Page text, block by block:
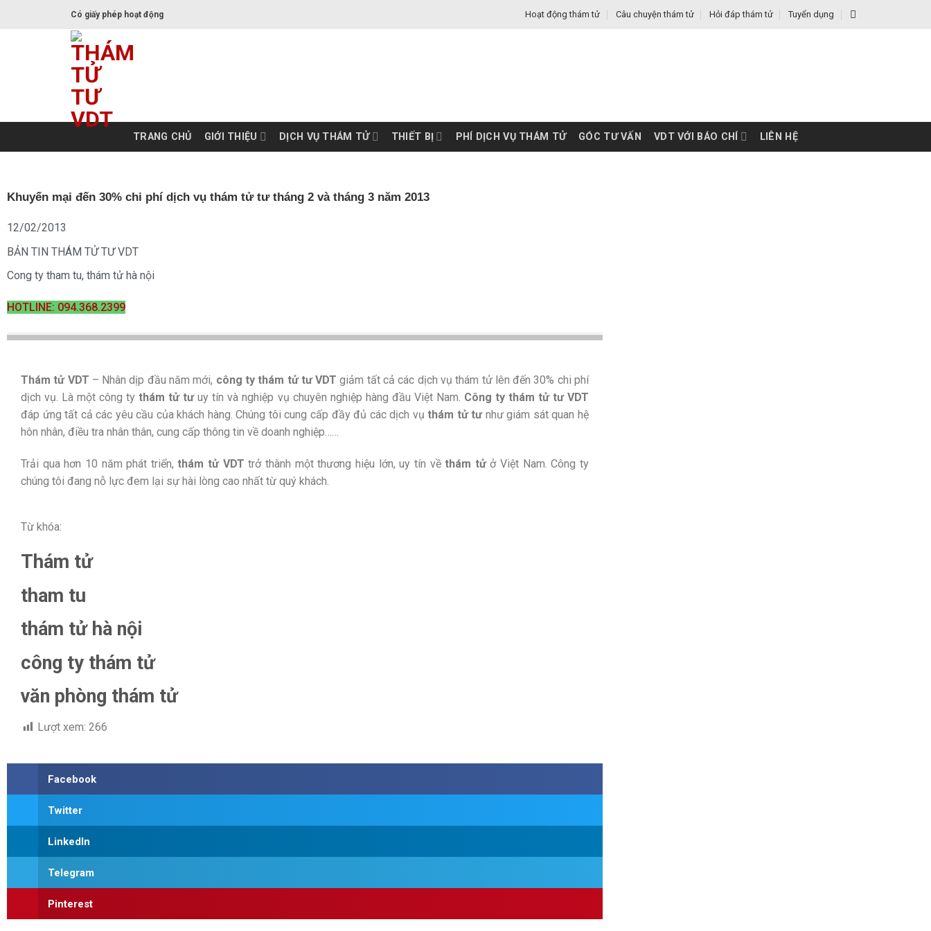
Có giấy phép hoạt động Hoạt động thám tử Câu chuyện thám tử Hỏi đáp thám tử Tuyển dụng
TRANG CHỦ GIỚI THIỆU DỊCH VỤ THÁM TỬ THIẾT BỊ PHÍ DỊCH VỤ THÁM TỬ GÓC TƯ VẤN VDT VỚI BÁO CHÍ LIÊN HỆ
Khuyến mại đến 30% chi phí dịch vụ thám tử tư tháng 2 và tháng 3 năm 2013
12/02/2013
BẢN TIN THÁM TỬ TƯ VDT
Cong ty tham tu, thám tử hà nội
HOTLINE: 094.368.2399
Thám tử VDT – Nhân dịp đầu năm mới, công ty thám tử tư VDT giảm tất cả các dịch vụ thám tử lên đến 30% chi phí
dịch vụ. Là một công tythám tử tưuy tín và nghiệp vụ chuyên nghiệp hàng đầu Việt Nam. Công ty thám tử tư VDT
đáp ứng tất cả các yêu cầu của khách hàng. Chúng tôi cung cấp đầy đủ các dịch vụthám tử tưnhư giám sát quan hệ
hôn nhân, điều tra nhân thân, cung cấp thông tin về doanh nghiệp……
Trải qua hơn 10 năm phát triển,thám tử VDT trở thành một thương hiệu lớn, uy tín vềthám tửở Việt Nam. Công ty
chúng tôi đang nỗ lực đem lại sự hài lòng cao nhất từ quý khách.
Từ khóa:
Thám tử
tham tu
thám tử hà nội
công ty thám tử
văn phòng thám tử
Lượt xem: 266
Facebook
Twitter
LinkedIn
Telegram
Pinterest